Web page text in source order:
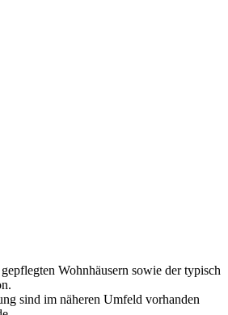
Wohnhäusern sowie der typisch
sind im näheren Umfeld vorhanden